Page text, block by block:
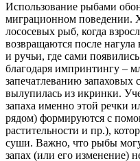
Использование рыбами
миграционном поведении.
лососевых рыб, когда
возвращаются после нагула
и ручьи, где сами
благодаря импринтингу –
запечатлеванию запаховых
вылупилась из икринки.
запаха именно этой речки
рядом) формируются с
растительности и пр.),
суши. Важно, что рыбы
запах (или его изменение)